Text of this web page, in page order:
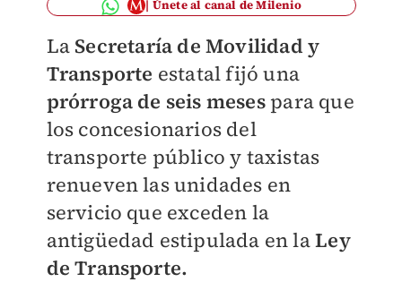
Únete al canal de Milenio
La Secretaría de Movilidad y
Transporte estatal fijó una
prórroga de seis mesespara que
los concesionarios del
transporte público y taxistas
renueven las unidades en
servicio que exceden la
antigüedad estipulada en laLey
de Transporte.